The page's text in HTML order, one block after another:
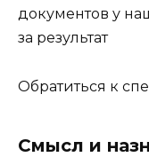
документов у
за результат
Обратиться к
Смысл и